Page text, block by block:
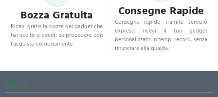
Bozza Gratuita
Ricevi gratis la bozza dei gadget che
hai scelto e decidi se procedere con
l'acquisto comodamente.
Consegne Rapide
Consegne rapide tramite servizio
express: ricevi il tuo gadget
personalizzato in tempi record, senza
rinunciare alla qualità.
ABOUT